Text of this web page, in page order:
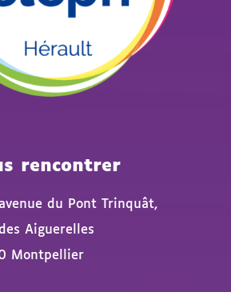
rencontrer
du Pont Trinquât,
Aiguerelles
Montpellier